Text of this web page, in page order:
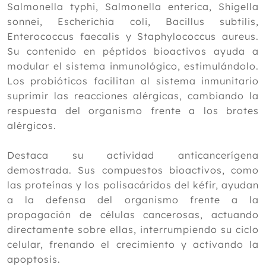
Salmonella typhi, Salmonella enterica, Shigella
sonnei, Escherichia coli, Bacillus subtilis,
Enterococcus faecalis y Staphylococcus aureus.
Su contenido en péptidos bioactivos ayuda a
modular el sistema inmunológico, estimulándolo.
Los probióticos facilitan al sistema inmunitario
suprimir las reacciones alérgicas, cambiando la
respuesta del organismo frente a los brotes
alérgicos.
Destaca su actividad anticancerígena
demostrada. Sus compuestos bioactivos, como
las proteínas y los polisacáridos del kéfir, ayudan
a la defensa del organismo frente a la
propagación de células cancerosas, actuando
directamente sobre ellas, interrumpiendo su ciclo
celular, frenando el crecimiento y activando la
apoptosis.